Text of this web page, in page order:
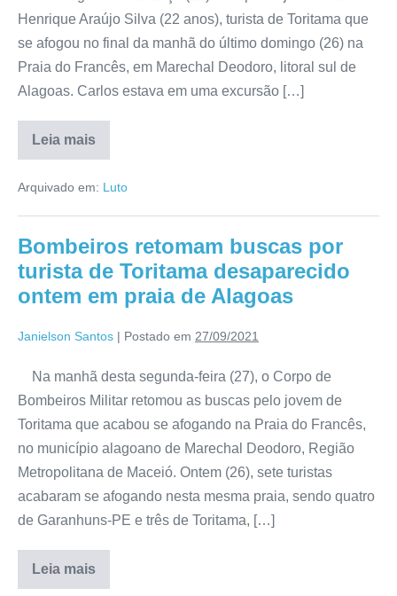
Henrique Araújo Silva (22 anos), turista de Toritama que
se afogou no final da manhã do último domingo (26) na
Praia do Francês, em Marechal Deodoro, litoral sul de
Alagoas. Carlos estava em uma excursão […]
Leia mais
Arquivado em: Luto
Bombeiros retomam buscas por
turista de Toritama desaparecido
ontem em praia de Alagoas
Janielson Santos | Postado em 27/09/2021
Na manhã desta segunda-feira (27), o Corpo de
Bombeiros Militar retomou as buscas pelo jovem de
Toritama que acabou se afogando na Praia do Francês,
no município alagoano de Marechal Deodoro, Região
Metropolitana de Maceió. Ontem (26), sete turistas
acabaram se afogando nesta mesma praia, sendo quatro
de Garanhuns-PE e três de Toritama, […]
Leia mais